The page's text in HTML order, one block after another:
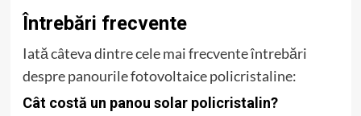
Întrebări frecvente
Iată câteva dintre cele mai frecvente întrebări
despre panourile fotovoltaice policristaline:
Cât costă un panou solar policristalin?